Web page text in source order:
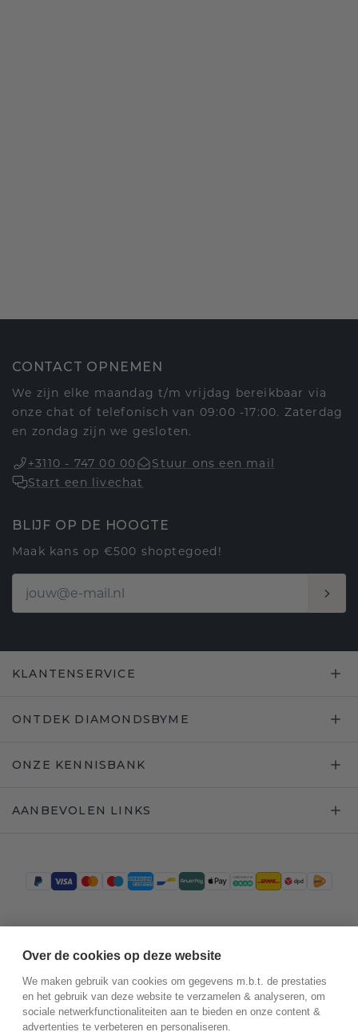
CONTACT OPNEMEN
We zijn elke maandag t/m vrijdag bereikbaar via
onze chat of telefonisch van 09:00 -17:00. Zaterdag
en zondag zijn we gesloten.
+3110 - 747 00 00
Stuur ons een mail
Start een livechat
BLIJF OP DE HOOGTE
Maak kans op €500 shoptegoed!
KLANTENSERVICE
ONTDEK DIAMONDSBYME
ONZE KENNISBANK
AANBEVOLEN LINKS
Over de cookies op deze website
We maken gebruik van cookies om gegevens m.b.t. de prestaties
en het gebruik van deze website te verzamelen & analyseren, om
sociale netwerkfunctionaliteiten aan te bieden en onze content &
advertenties te verbeteren en personaliseren.